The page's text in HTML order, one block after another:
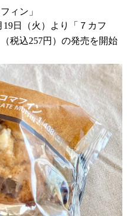
ィン」
19日（火）より「７カフ
税込257円）の発売を開始